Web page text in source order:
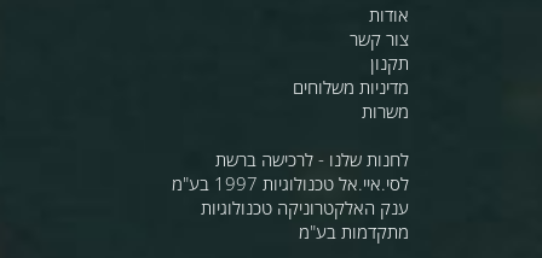
אודות
צור קשר
תקנון
מדיניות משלוחים
משרות
לחנות שלנו - לרכישה ברשת
לסי.איי.אל טכנולוגיות 1997 בע"מ
ענק האלקטרוניקה טכנולוגיות
מתקדמות בע"מ